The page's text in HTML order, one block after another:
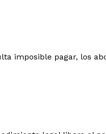
imposible pagar, los